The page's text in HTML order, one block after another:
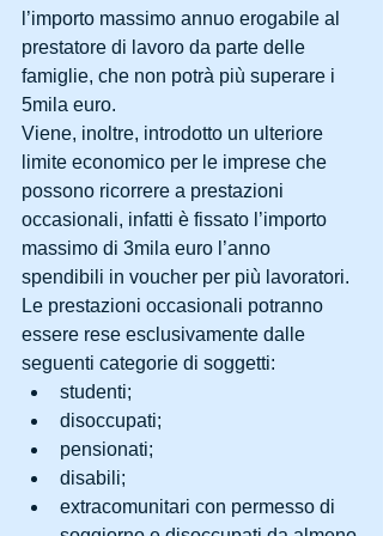
l’importo massimo annuo erogabile al
prestatore di lavoro da parte delle
famiglie, che non potrà più superare i
5mila euro.
Viene, inoltre, introdotto un ulteriore
limite economico per le imprese che
possono ricorrere a prestazioni
occasionali, infatti è fissato l’importo
massimo di 3mila euro l’anno
spendibili in voucher per più lavoratori.
Le prestazioni occasionali potranno
essere rese esclusivamente dalle
seguenti categorie di soggetti:
studenti;
disoccupati;
pensionati;
disabili;
extracomunitari con permesso di